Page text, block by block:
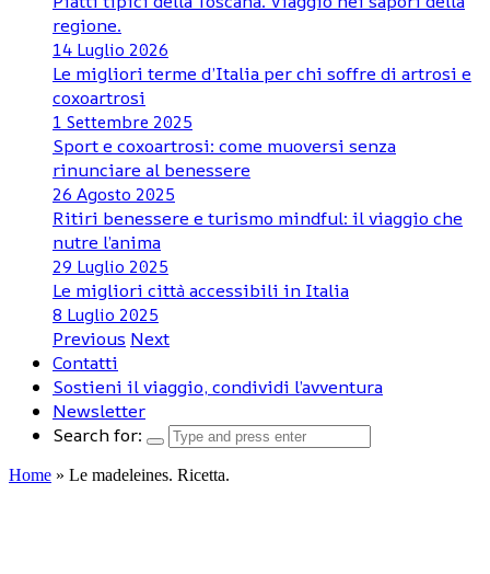
regione.
14 Luglio 2026
Le migliori terme d’Italia per chi soffre di artrosi e
coxoartrosi
1 Settembre 2025
Sport e coxoartrosi: come muoversi senza
rinunciare al benessere
26 Agosto 2025
Ritiri benessere e turismo mindful: il viaggio che
nutre l’anima
29 Luglio 2025
Le migliori città accessibili in Italia
8 Luglio 2025
Previous Next
Contatti
Sostieni il viaggio, condividi l’avventura
Newsletter
Search for:
Home » Le madeleines. Ricetta.